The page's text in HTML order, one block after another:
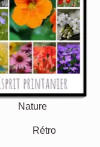
Villes